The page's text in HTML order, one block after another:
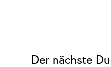
Der nächste